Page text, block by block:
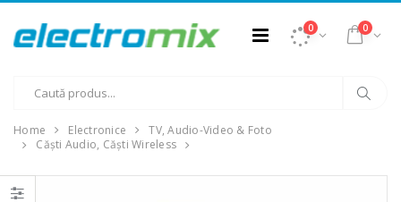
0 0
Home Electronice
TV, Audio-Video & Foto
Căști Audio, Căști Wireless